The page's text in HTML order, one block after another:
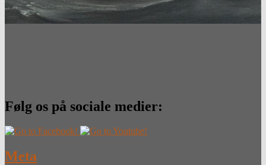
Følg os på sociale medier:
Meta